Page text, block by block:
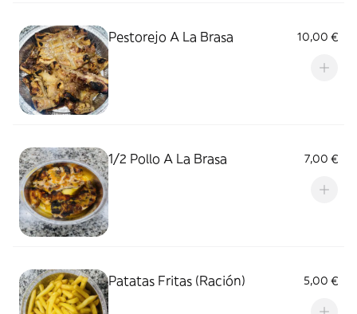
Pestorejo A La Brasa 10,00 €
1/2 Pollo A La Brasa 7,00 €
Patatas Fritas (Ración) 5,00 €